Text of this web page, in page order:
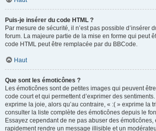
Puis-je insérer du code HTML ?
Par mesure de sécurité, il n’est pas possible d’insérer
forum. La majeure partie de la mise en forme qui peut
code HTML peut être remplacée par du BBCode.
Haut
Que sont les émoticônes ?
Les émoticônes sont de petites images qui peuvent
code court et qui permettent d’exprimer des
exprime la joie, alors qu’au contraire, « :( » exprime la
consulter la liste complète des émoticônes depuis le
Essayez cependant de ne pas abuser des émoticônes,
rapidement rendre un message illisible et un